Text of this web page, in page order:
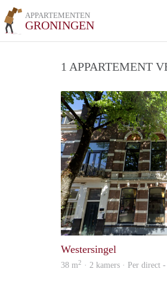
APPARTEMENTEN
GRONINGEN
1 APPARTEMENT
Westersingel
38 m2 · 2 kamers · Per direct